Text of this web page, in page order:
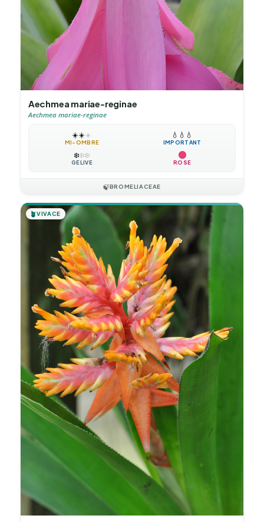
Aechmea mariae-reginae
Aechmea mariae-reginae
☀️☀️☀️
MI-OMBRE
💧 💧 💧
IMPORTANT
❄️❄️❄️
GÉLIVE ROSE
🍃BROMELIACEAE
🪴VIVACE